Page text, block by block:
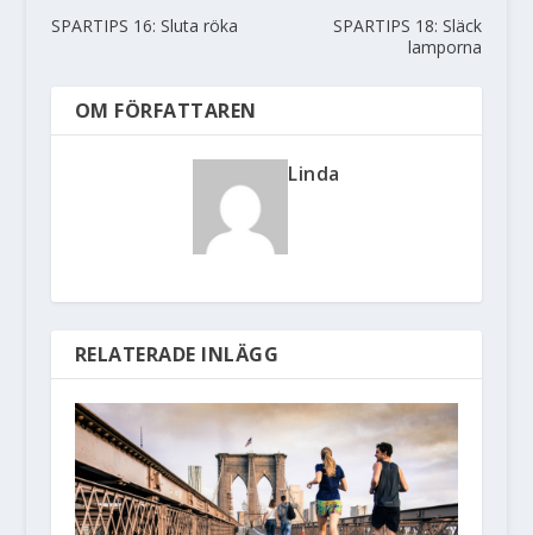
SPARTIPS 16: Sluta röka
SPARTIPS 18: Släck
lamporna
OM FÖRFATTAREN
Linda
RELATERADE INLÄGG